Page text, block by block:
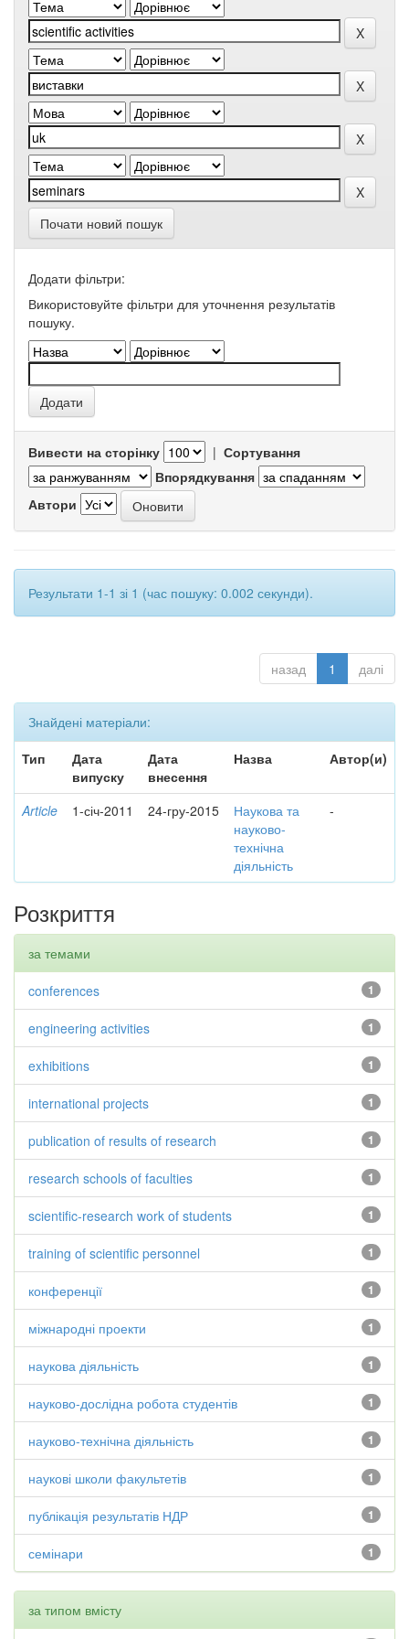
Почати новий пошук
Додати фільтри:
Використовуйте фільтри для уточнення результатів
пошуку.
Вивести на сторінку | Сортування
Впорядкування
Автори
Результати 1-1 зі 1 (час пошуку: 0.002 секунди).
назад 1 далі
Знайдені матеріали:
Тип
Дата
випуску
Дата
внесення
Назва Автор(и)
Article 1-січ-2011 24-гру-2015
Наукова та
науково-
технічна
діяльність
-
Розкриття
за темами
1
conferences
1
engineering activities
1
exhibitions
1
international projects
1
publication of results of research
1
research schools of faculties
1
scientific-research work of students
1
training of scientific personnel
1
конференції
1
міжнародні проекти
1
наукова діяльність
1
науково-дослідна робота студентів
1
науково-технічна діяльність
1
наукові школи факультетів
1
публікація результатів НДР
1
семінари
за типом вмісту